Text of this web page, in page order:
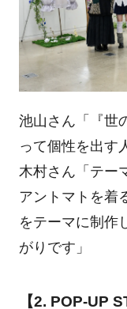
池山さん「『世
って個性を出す
木村さん「テー
アントマトを着
をテーマに制作
がりです」
【2. POP-UP